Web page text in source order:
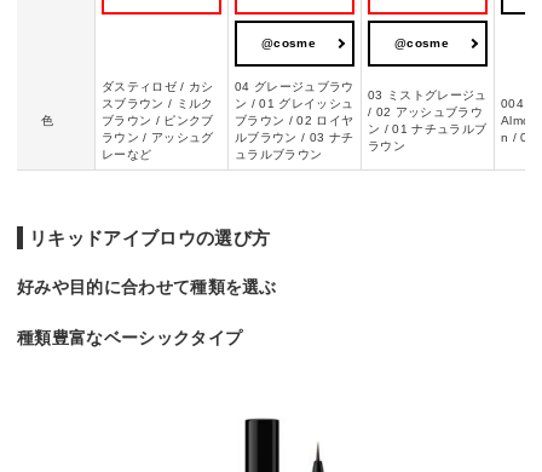
@cosme @cosme
色
ダスティロゼ / カシ
スブラウン / ミルク
ブラウン / ピンクブ
ラウン / アッシュグ
レーなど
04 グレージュブラウ
ン / 01 グレイッシュ
ブラウン / 02 ロイヤ
ルブラウン / 03 ナチ
ュラルブラウン
03 ミストグレージュ
/ 02 アッシュブラウ
ン / 01 ナチュラルブ
ラウン
004
n /
リキッドアイブロウの選び方
好みや目的に合わせて種類を選ぶ
種類豊富なベーシックタイプ